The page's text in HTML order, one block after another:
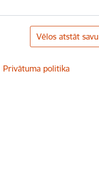
Vēlos atstāt
Privātuma politika